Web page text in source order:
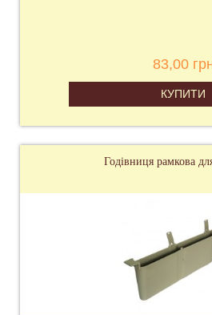
83,00
КУПИТИ
Годівниця рамкова